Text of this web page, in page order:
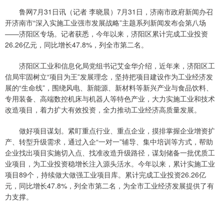
鲁网7月31日讯（记者 李晓晨）7月31日，济南市政府新闻办召
开济南市“深入实施工业强市发展战略”主题系列新闻发布会第八场
——济阳区专场。记者获悉，今年以来，济阳区累计完成工业投资
26.26亿元，同比增长47.8%，列全市第二名。
济阳区工业和信息化局党组书记艾金华介绍，近年来，济阳区工
信局牢固树立“项目为王”发展理念，坚持把项目建设作为工业经济发
展的“生命线”，围绕风电、新能源、新材料等新兴产业与食品饮料、
专用装备、高端数控机床与机器人等特色产业，大力实施工业和技术
改造项目，着力扩大有效投资，全力推动工业经济高质量发展。
做好项目谋划。紧盯重点行业、重点企业，摸排掌握企业增资扩
产、转型升级需求，通过入企“一对一”辅导、集中培训等方式，帮助
企业找出项目实施切入点、找准改造升级路径，谋划储备一批优质工
业项目，为工业投资稳增长注入源头活水。今年以来，累计实施工业
项目89个，持续做大做强工业项目库。累计完成工业投资26.26亿
元，同比增长47.8%，列全市第二名，为全市工业经济发展提供了有
力支撑。